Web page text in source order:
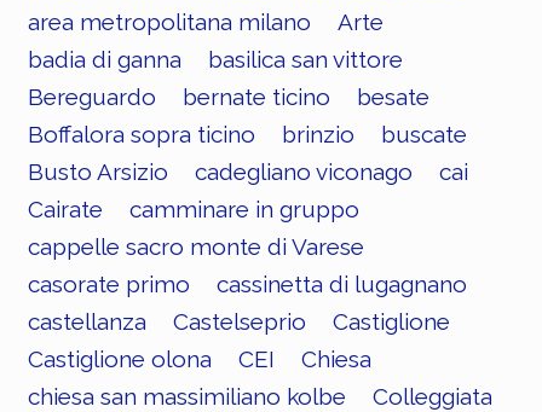
area metropolitana milano
Arte
badia di ganna
basilica san vittore
Bereguardo
bernate ticino
besate
Boffalora sopra ticino
brinzio
buscate
Busto Arsizio
cadegliano viconago
cai
Cairate
camminare in gruppo
cappelle sacro monte di Varese
casorate primo
cassinetta di lugagnano
castellanza
Castelseprio
Castiglione
Castiglione olona
CEI
Chiesa
chiesa san massimiliano kolbe
Colleggiata